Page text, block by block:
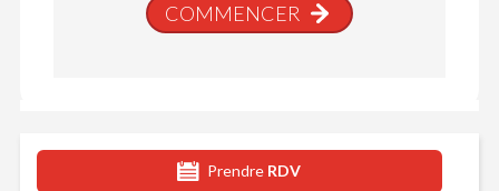
COMMENCER
Prendre RDV